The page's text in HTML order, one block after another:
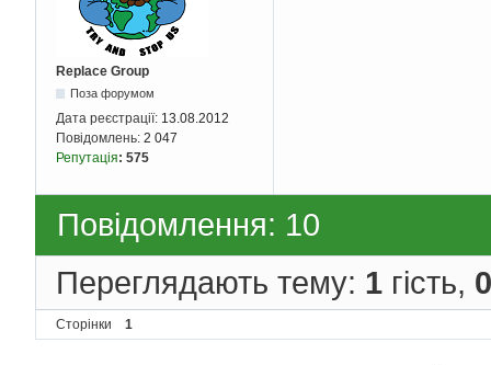
Replace Group
Поза форумом
Дата реєстрації: 13.08.2012
Повідомлень: 2 047
Репутація: 575
Повідомлення: 10
Переглядають тему: 1 гість, 0
Сторінки 1